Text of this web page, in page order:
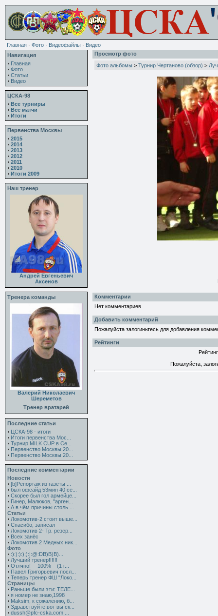
Главная · Фото · Видеофайлы · Видео
Навигация
Главная
Фото
Статьи
Видео
ЦСКА-98
Все турниры
Все матчи
Итоги
Первенства Москвы
2015
2014
2013
2012
2011
2010
Итоги 2009
Наш тренер
Андрей Евгеньевич
Аксенов
Тренера команды
Валерий Николаевич
Шереметов
Тренер вратарей
Последние статьи
ЦСКА-98 - итоги
Итоги первенства Мос...
Турнир MILK CUP в Се...
Первенство Москвы 20...
Первенство Москвы 20...
Последние комментарии
Новости
[b]Репортаж из газеты ...
был офсайд 53мин 40 се...
Скорее был гол армейце...
Гинер, Малюков, "арген...
А в чём причины столь ...
Статьи
Локомотив-2 стоит выше...
Спасибо, записал
Локомотив 2- Тр. резер...
Всех занёс
Локомотив 2 Медных ник...
Фото
:):):):);):|:@:DB)B)B)...
Лучший тренер!!!!!!
Отлчно! -- 100%---(1 г...
Павел Григорьевич посл...
Теперь тренер ФШ "Локо...
Страницы
Раньше были эти: ТЕЛЕ...
я номер не знаю,1998
Maksim, к сожалению, б...
Здравствуйте,вот вы ск...
dussh@pfc-cska.com ...
Просмотр фото
Фото альбомы > Турнир Чертаново (обзор) >
Комментарии
Нет комментариев.
Добавить комментарий
Пожалуйста залогиньтесь для добавления
Рейтинги
Пожалуйста,